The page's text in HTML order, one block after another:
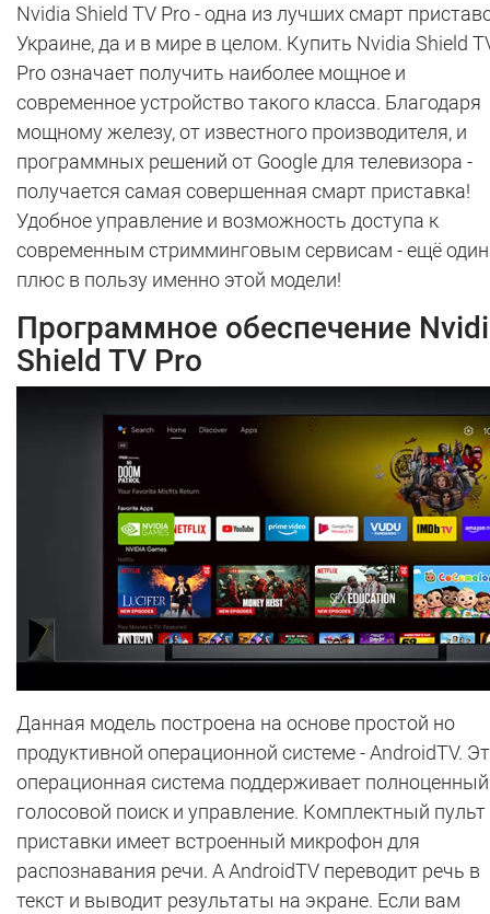
Nvidia Shield TV Pro - одна из лучших смарт
Украине, да и в мире в целом. Купить Nvidia Shield
Pro означает получить наиболее мощное и
современное устройство такого класса. Благодаря
мощному железу, от известного производителя, и
программных решений от Google для телевизора -
получается самая совершенная смарт приставка!
Удобное управление и возможность доступа к
современным стримминговым сервисам - ещё один
плюс в пользу именно этой модели!
Программное обеспечение
Shield TV Pro
Данная модель построена на основе простой но
продуктивной операционной системе - AndroidTV.
операционная система поддерживает полноценный
голосовой поиск и управление. Комплектный пульт
приставки имеет встроенный микрофон для
распознавания речи. А AndroidTV переводит речь в
текст и выводит результаты на экране. Если вам